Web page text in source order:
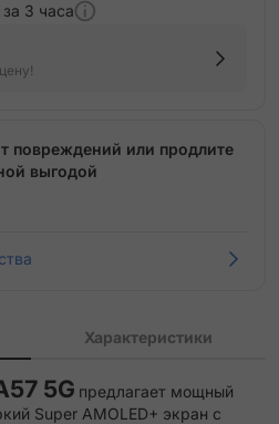
3 часа
повреждений или продлите
выгодой
Характеристики
5G предлагает мощный
Super AMOLED+ экран с